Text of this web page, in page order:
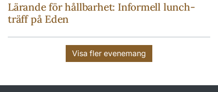
Lärande för hållbarhet: Informell lunch-
träff på Eden
Visa fler evenemang